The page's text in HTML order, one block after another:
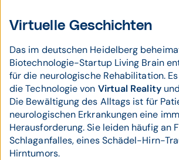
Virtuelle Geschichten
Das im deutschen Heidelberg
Biotechnologie-Start­up Living Brain
für die neurologische Rehabilitation.
die Technologie von Virtual Reality
Die Bewältigung des Alltags ist für
neurologischen Erkrankungen eine
Herausforderung. Sie leiden häufig an
Schlaganfalles, eines Schädel-Hirn-
Hirntumors.